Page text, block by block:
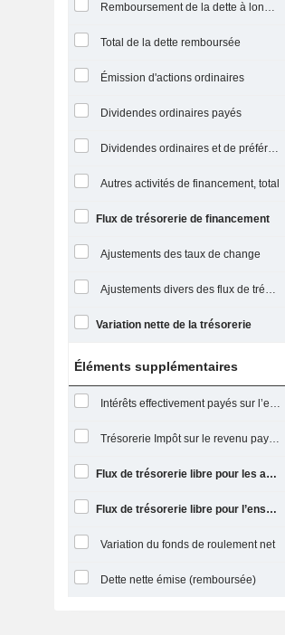
Remboursement de la dette à long terme, total
Total de la dette remboursée
Émission d'actions ordinaires
Dividendes ordinaires payés
Dividendes ordinaires et de préférence payés
Autres activités de financement, total
Flux de trésorerie de financement
Ajustements des taux de change
Ajustements divers des flux de trésorerie
Variation nette de la trésorerie
Éléments supplémentaires
Intérêts effectivement payés sur l’exercice
Trésorerie Impôt sur le revenu payé (remboursement)Impôt effectivement payé (remboursé) sur l’exercice
Flux de trésorerie libre pour les actionnaires FCFE
Flux de trésorerie libre pour l’ensemble des pourvoyeurs de fonds (créanciers et actionnaires) FCFF
Variation du fonds de roulement net
Dette nette émise (remboursée)